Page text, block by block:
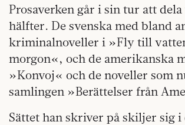
Prosaverken går i sin tur att
hälfter. De svenska med bland
kriminalnoveller i »Fly till
morgon«, och de amerikanska
»Konvoj« och de noveller som
samlingen »Berättelser från
Sättet han skriver på skiljer sig i